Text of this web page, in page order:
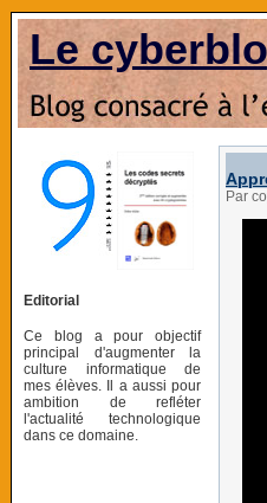
Le
Editorial
Ce blog a pour objectif
principal d'augmenter la
culture informatique de
mes élèves. Il a aussi pour
ambition de refléter
l'actualité technologique
dans ce domaine.
Par